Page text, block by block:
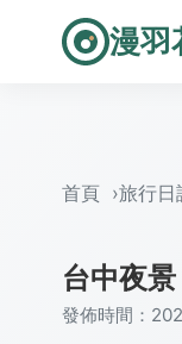
漫羽
首頁 旅行日
台中夜
發佈時間：